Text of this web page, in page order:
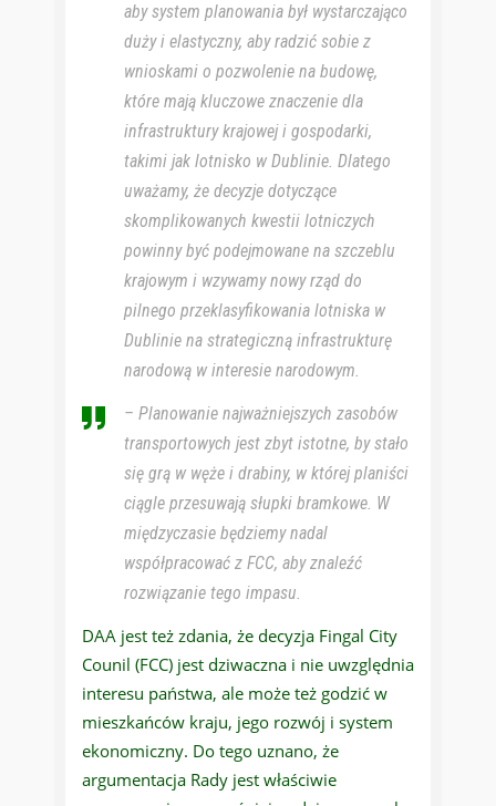
aby system planowania był wystarczająco
duży i elastyczny, aby radzić sobie z
wnioskami o pozwolenie na budowę,
które mają kluczowe znaczenie dla
infrastruktury krajowej i gospodarki,
takimi jak lotnisko w Dublinie. Dlatego
uważamy, że decyzje dotyczące
skomplikowanych kwestii lotniczych
powinny być podejmowane na szczeblu
krajowym i wzywamy nowy rząd do
pilnego przeklasyfikowania lotniska w
Dublinie na strategiczną infrastrukturę
narodową w interesie narodowym.
– Planowanie najważniejszych zasobów
transportowych jest zbyt istotne, by stało
się grą w węże i drabiny, w której planiści
ciągle przesuwają słupki bramkowe. W
międzyczasie będziemy nadal
współpracować z FCC, aby znaleźć
rozwiązanie tego impasu.
DAA jest też zdania, że decyzja Fingal City
Counil (FCC) jest dziwaczna i nie uwzględnia
interesu państwa, ale może też godzić w
mieszkańców kraju, jego rozwój i system
ekonomiczny. Do tego uznano, że
argumentacja Rady jest właściwie